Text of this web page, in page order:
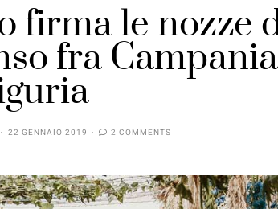
firma le nozze
fra
22 GENNAIO 2019 2 COMMENTS